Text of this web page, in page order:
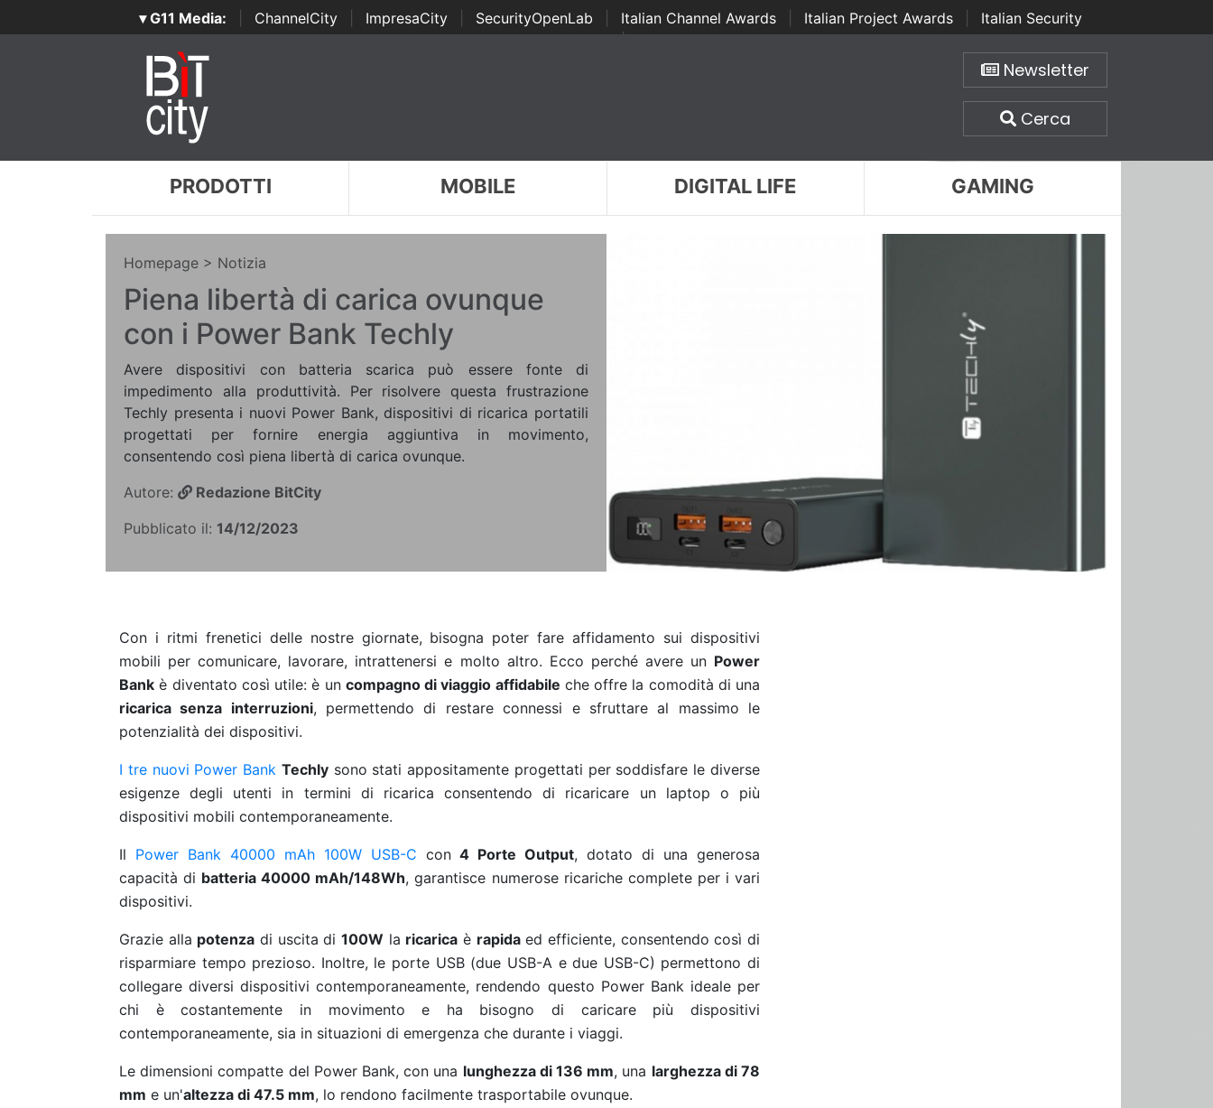
▾ G11 Media: ChannelCity ImpresaCity SecurityOpenLab Italian Channel Awards Italian Project Awards
Italian Security
Awards | ...
Newsletter
Cerca
PRODOTTI MOBILE DIGITAL LIFE GAMING
Homepage > Notizia
Piena libertà di carica ovunque
con i Power Bank Techly
Avere dispositivi con batteria scarica può essere fonte di
impedimento alla produttività. Per risolvere questa frustrazione
Techly presenta i nuovi Power Bank, dispositivi di ricarica portatili
progettati per fornire energia aggiuntiva in movimento,
consentendo così piena libertà di carica ovunque.
Autore:
Redazione BitCity
Pubblicato il: 14/12/2023
Con i ritmi frenetici delle nostre giornate, bisogna poter fare affidamento sui dispositivi
mobili per comunicare, lavorare, intrattenersi e molto altro. Ecco perché avere un Power
Bank è diventato così utile: è un compagno di viaggio affidabile che offre la comodità di una
ricarica senza interruzioni, permettendo di restare connessi e sfruttare al massimo le
potenzialità dei dispositivi.
I tre nuovi Power Bank Techlysono stati appositamente progettati per soddisfare le diverse
esigenze degli utenti in termini di ricarica consentendo di ricaricare un laptop o più
dispositivi mobili contemporaneamente.
Il Power Bank 40000 mAh 100W USB-C con4 Porte Output, dotato di una generosa
capacità di batteria 40000 mAh/148Wh, garantisce numerose ricariche complete per i vari
dispositivi.
Grazie alla potenza di uscita di100W la ricarica è rapidaed efficiente, consentendo così di
risparmiare tempo prezioso. Inoltre, le porte USB (due USB-A e due USB-C) permettono di
collegare diversi dispositivi contemporaneamente, rendendo questo Power Bank ideale per
chi è costantemente in movimento e ha bisogno di caricare più dispositivi
contemporaneamente, sia in situazioni di emergenza che durante i viaggi.
Le dimensioni compatte del Power Bank, con una lunghezza di 136 mm, una larghezza di 78
mm e un'altezza di 47.5 mm, lo rendono facilmente trasportabile ovunque.